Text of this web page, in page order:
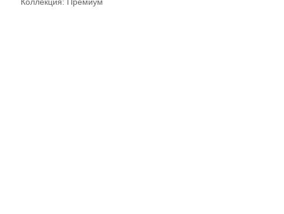
Коллекция: Премиум